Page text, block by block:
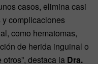
casos, elimina casi
complicaciones
como hematomas,
de herida inguinal o
destaca la Dra.